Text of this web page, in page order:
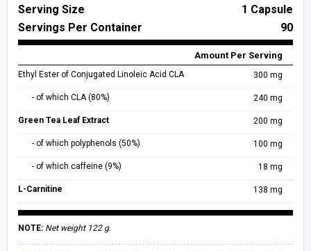
Serving Size
1 Capsule
Servings Per Container
90
Amount Per Serving
Ethyl Ester of Conjugated Linoleic Acid CLA 300 mg
- of which CLA (80%) 240 mg
Green Tea Leaf Extract 200 mg
- of which polyphenols (50%) 100 mg
- of which caffeine (9%) 18 mg
L-Carnitine 138 mg
NOTE: Net weight 122 g.